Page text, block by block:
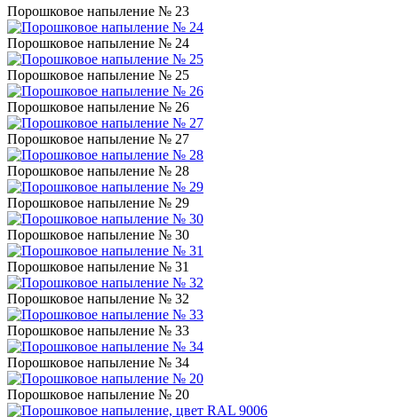
Порошковое напыление № 23
Порошковое напыление № 24
Порошковое напыление № 25
Порошковое напыление № 26
Порошковое напыление № 27
Порошковое напыление № 28
Порошковое напыление № 29
Порошковое напыление № 30
Порошковое напыление № 31
Порошковое напыление № 32
Порошковое напыление № 33
Порошковое напыление № 34
Порошковое напыление № 20